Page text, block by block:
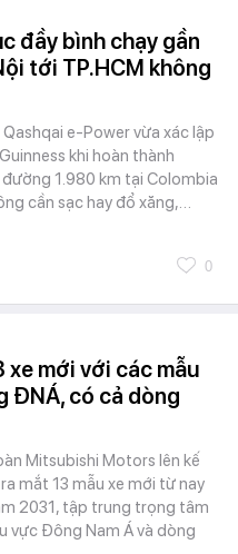
đầy bình chạy gần
tới TP.HCM không
Qashqai e-Power vừa xác lập
khi hoàn thành
1.980 km tại Colombia
cần sạc hay đổ xăng,…
0
xe mới với các mẫu
ĐNÁ, có cả dòng
Mitsubishi Motors lên kế
mắt 13 mẫu xe mới từ nay
2031, tập trung trọng tâm
vực Đông Nam Á và dòng